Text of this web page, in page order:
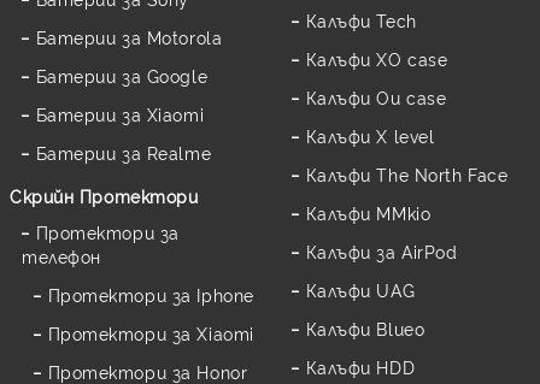
Батерии за Motorola
Батерии за Google
Батерии за Xiaomi
Батерии за Realme
Скрийн Протектори
Протектори за
телефон
Протектори за Iphone
Протектори за Xiaomi
Протектори за Honor
Калъфи Tech
Калъфи XO case
Калъфи Ou case
Калъфи X level
Калъфи The North Face
Калъфи MMkio
Калъфи за AirPod
Калъфи UAG
Калъфи Blueo
Калъфи HDD